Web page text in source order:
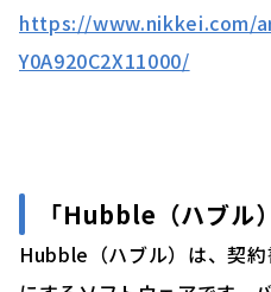
https://www.nikkei.com/
Y0A920C2X11000/
「Hubble（ハブル
Hubble（ハブル）は、契